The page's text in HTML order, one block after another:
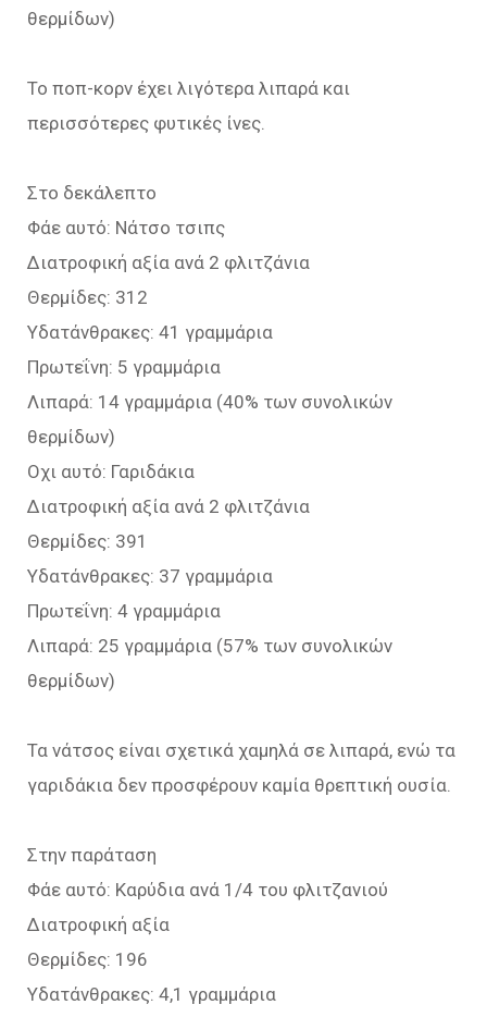
θερμίδων)
Το ποπ-κορν έχει λιγότερα λιπαρά και
περισσότερες φυτικές ίνες.
Στο δεκάλεπτο
Φάε αυτό: Νάτσο τσιπς
Διατροφική αξία ανά 2 φλιτζάνια
Θερμίδες: 312
Υδατάνθρακες: 41 γραμμάρια
Πρωτεΐνη: 5 γραμμάρια
Λιπαρά: 14 γραμμάρια (40% των συνολικών
θερμίδων)
Οχι αυτό: Γαριδάκια
Διατροφική αξία ανά 2 φλιτζάνια
Θερμίδες: 391
Υδατάνθρακες: 37 γραμμάρια
Πρωτεΐνη: 4 γραμμάρια
Λιπαρά: 25 γραμμάρια (57% των συνολικών
θερμίδων)
Τα νάτσος είναι σχετικά χαμηλά σε λιπαρά, ενώ τα
γαριδάκια δεν προσφέρουν καμία θρεπτική ουσία.
Στην παράταση
Φάε αυτό: Καρύδια ανά 1/4 του φλιτζανιού
Διατροφική αξία
Θερμίδες: 196
Υδατάνθρακες: 4,1 γραμμάρια